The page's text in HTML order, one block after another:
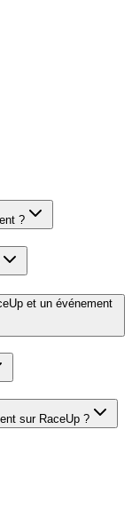
?
et un événement
sur RaceUp ?